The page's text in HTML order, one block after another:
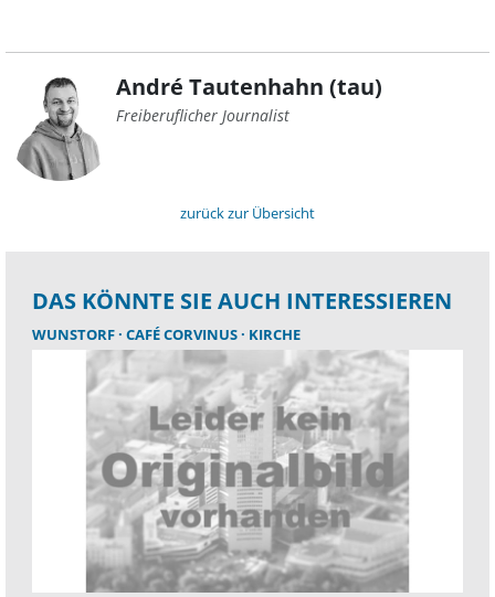
André Tautenhahn (tau)
Freiberuflicher Journalist
zurück zur Übersicht
DAS KÖNNTE SIE AUCH INTERESSIEREN
WUNSTORF CAFÉ CORVINUS KIRCHE